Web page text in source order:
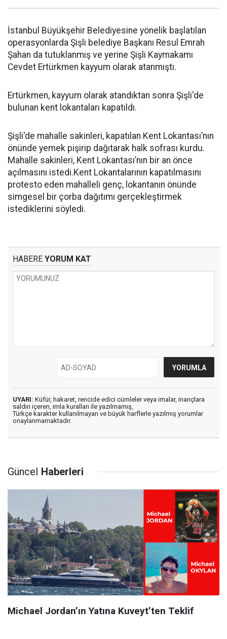
İstanbul Büyükşehir Belediyesine yönelik başlatılan
operasyonlarda Şişli belediye Başkanı Resul Emrah
Şahan da tutuklanmış ve yerine Şişli Kaymakamı
Cevdet Ertürkmen kayyum olarak atanmıştı.
Ertürkmen, kayyum olarak atandıktan sonra Şişli'de
bulunan kent lokantaları kapatıldı.
Şişli'de mahalle sakinleri, kapatılan Kent Lokantası’nın
önünde yemek pişirip dağıtarak halk sofrası kurdu.
Mahalle sakinleri, Kent Lokantası’nın bir an önce
açılmasını istedi.Kent Lokantalarının kapatılmasını
protesto eden mahalleli genç, lokantanın önünde
simgesel bir çorba dağıtımı gerçekleştirmek
istediklerini söyledi.
HABERE YORUM KAT
UYARI: Küfür, hakaret, rencide edici cümleler veya imalar, inançlara
saldırı içeren, imla kuralları ile yazılmamış,
Türkçe karakter kullanılmayan ve büyük harflerle yazılmış yorumlar
onaylanmamaktadır.
Güncel Haberleri
Michael Jordan’ın Yatına Kuveyt’ten Teklif